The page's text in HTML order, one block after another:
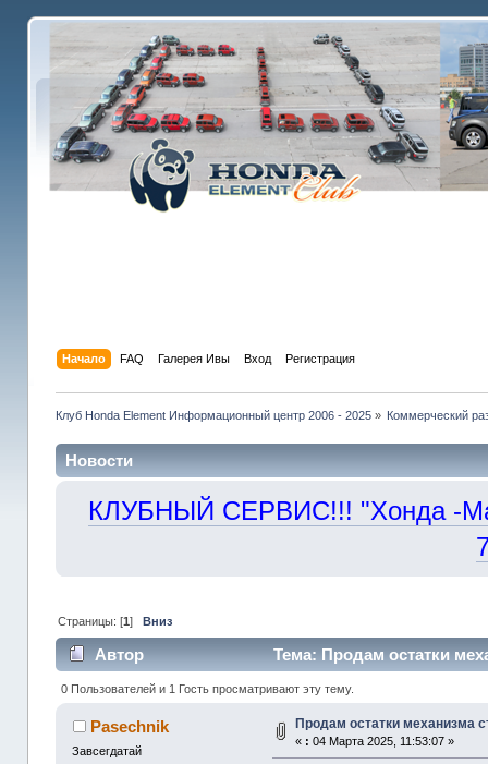
Начало FAQ Галерея Ивы Вход Регистрация
Клуб Honda Element Информационный центр 2006 - 2025» Коммерческий
Новости
КЛУБНЫЙ СЕРВИС!!! "Хонда -
Страницы: [1] Вниз
Автор Тема: Продам остатки
0 Пользователей и 1 Гость просматривают эту тему.
Pasechnik
Завсегдатай
Продам остатки механизма
« : 04 Марта 2025, 11:53:07 »